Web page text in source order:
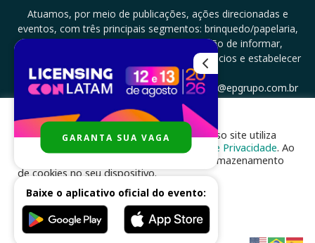
Atuamos, por meio de publicações, ações direcionadas e
eventos, com três principais segmentos: brinquedo/papelaria,
licenciamento e zero a três com a missão de informar,
documentar, proporcionar encontro de negócios e estabelecer
parcerias.
CONTATO: +5511994513097 - atendimento@epgrupo.com.br
SIGA-NOS
Desenvolvido pornhsinfo.com.br
Para melhor experiência e navegação, nosso site utiliza
cookies, de acordo com a nossa
Política de Privacidade. Ao
clicar em “aceito”, você concorda com o armazenamento
de cookies no seu dispositivo.
ACEITAR
GARANTA SUA VAGA
Baixe o aplicativo oficial do evento: